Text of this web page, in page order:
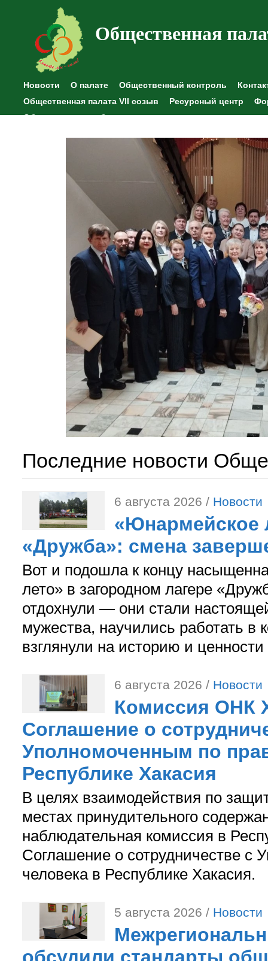
Общественная
Новости О палате Общественный контроль
Общественная палата VII созыв
Ресурсный центр
Общественные наблюдения
Последние новости
6 августа 2026 / Новости
«Юнармейское
«Дружба»: смена
Вот и подошла к концу
лето» в загородном лагере
отдохнули — они стали
мужества, научились работать в
взглянули на историю и
6 августа 2026 / Новости
Комиссия ОНК
Соглашение о
Уполномоченным по
Республике Хакасия
В целях взаимодействия по
местах принудительного
наблюдательная комиссия в
Соглашение о сотрудничестве с
человека в Республике Хакасия.
5 августа 2026 / Новости